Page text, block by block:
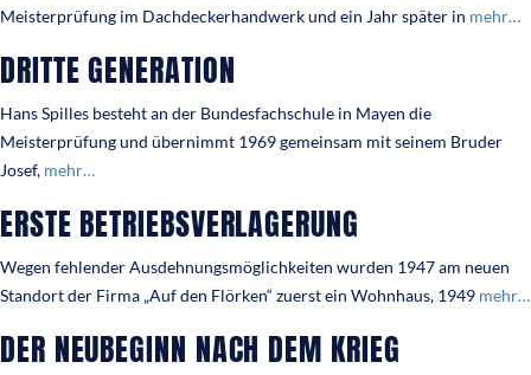
Meisterprüfung im Dachdeckerhandwerk und ein Jahr später in mehr…
DRITTE GENERATION
Hans Spilles besteht an der Bundesfachschule in Mayen die
Meisterprüfung und übernimmt 1969 gemeinsam mit seinem Bruder
Josef, mehr…
ERSTE BETRIEBSVERLAGERUNG
Wegen fehlender Ausdehnungsmöglichkeiten wurden 1947 am neuen
Standort der Firma „Auf den Flörken“ zuerst ein Wohnhaus, 1949 mehr…
DER NEUBEGINN NACH DEM KRIEG